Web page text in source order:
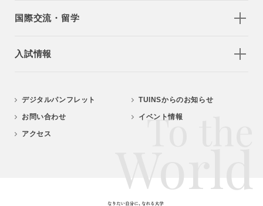
国際交流・留学
入試情報
デジタルパンフレット
お問い合わせ
アクセス
TUINSからのお知らせ
イベント情報
To the
World